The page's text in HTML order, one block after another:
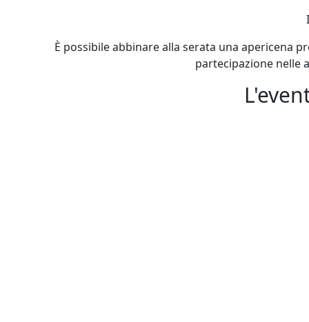
È possibile abbinare alla serata una apericena
partecipazione nelle